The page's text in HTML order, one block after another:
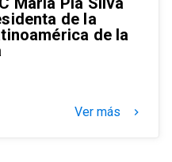
de la
de la
Ver más keyboard_arrow_right